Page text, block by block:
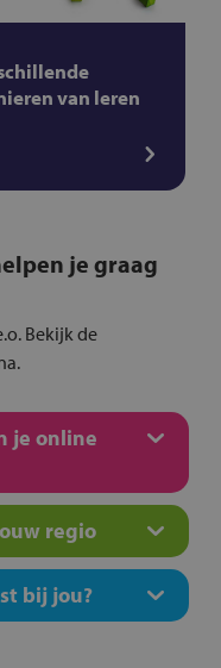
van leren
je graag
Bekijk de
je online
regio
bij jou?